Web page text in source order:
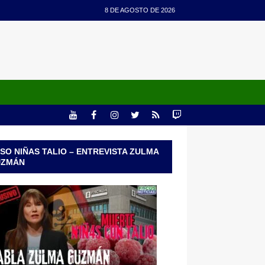
8 DE AGOSTO DE 2026
NIÑAS TALIO – ENTREVISTA ZULMA